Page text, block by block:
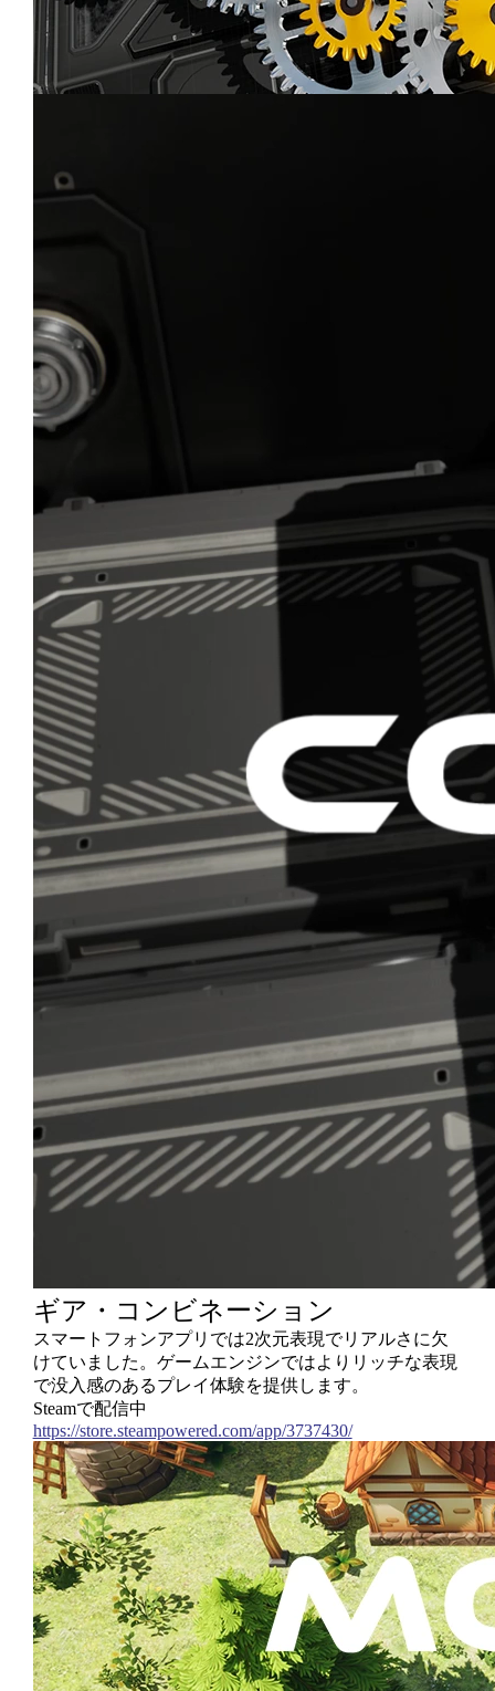
ギア・コンビネーション
スマートフォンアプリでは2次元表現でリアルさに欠
けていました。ゲームエンジンではよりリッチな表現
で没入感のあるプレイ体験を提供します。
Steamで配信中
https://store.steampowered.com/app/3737430/